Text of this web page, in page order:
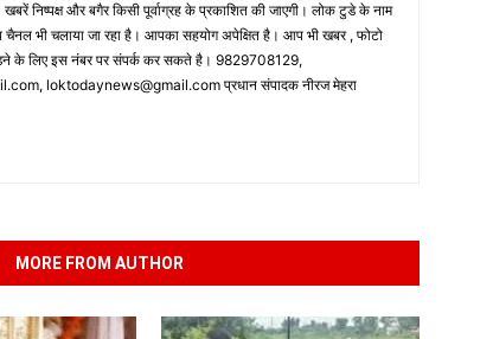
निष्पक्ष और बगैर किसी पूर्वाग्रह के प्रकाशित की जाएगी। लोक टुडे के नाम
चैनल भी चलाया जा रहा है। आपका सहयोग अपेक्षित है। आप भी खबर , फोटो
के लिए इस नंबर पर संपर्क कर सकते है। 9829708129,
loktodaynews@gmail.com प्रधान संपादक नीरज मेहरा
MORE FROM AUTHOR